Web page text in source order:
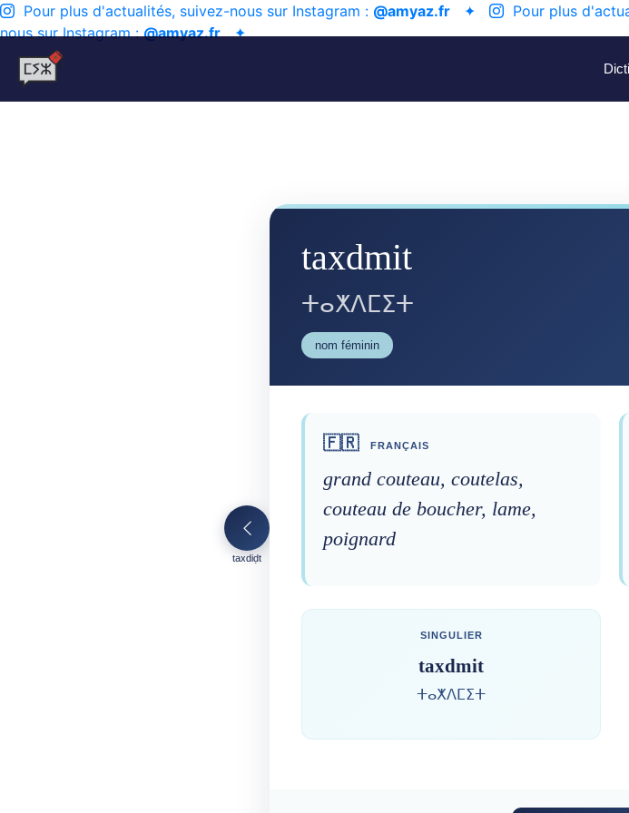
Pour plus d'actualités, suivez-nous sur Instagram : @amyaz.fr ✦ Pour plus
nous sur Instagram :@amyaz.fr✦
taxdiḍt
taxdmit
ⵜⴰⵅⴷⵎⵉⵜ
nom féminin
🇫🇷 FRANÇAIS
grand couteau, coutelas,
couteau de boucher, lame,
poignard
SINGULIER
taxdmit
ⵜⴰⵅⴷⵎⵉⵜ